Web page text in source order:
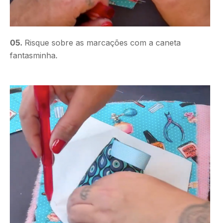
05. Risque sobre as marcações com a caneta
fantasminha.